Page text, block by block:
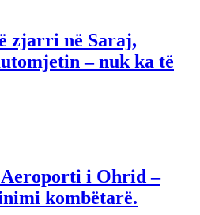
zjarri në Saraj,
– nuk ka të
i Ohrid –
kombëtarë.